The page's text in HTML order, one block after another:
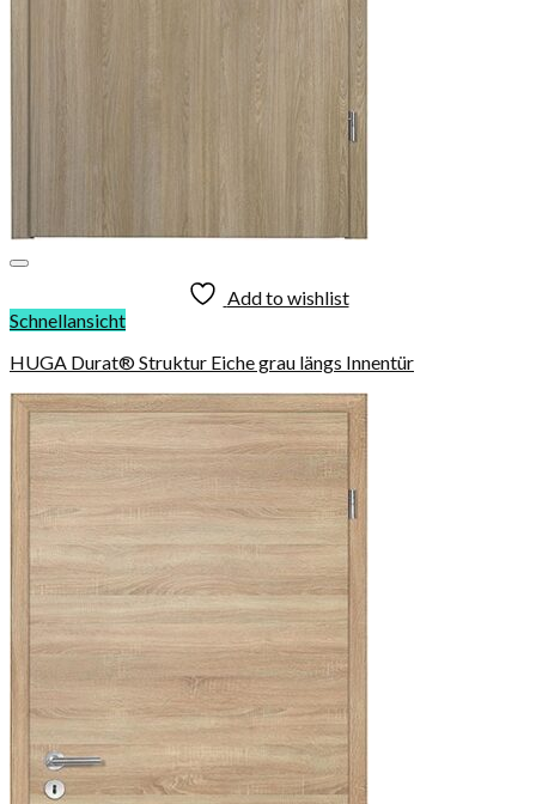
Add to wishlist
Schnellansicht
HUGA Durat® Struktur Eiche grau längs Innentür